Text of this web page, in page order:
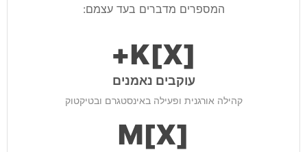
המספרים מדברים בעד עצמם:
[X]K+
עוקבים נאמנים
קהילה אורגנית ופעילה באינסטגרם ובטיקטוק
[X]M